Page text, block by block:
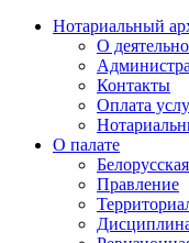
Нотариальный
О
Контакты
Оплата
О палате
Правление